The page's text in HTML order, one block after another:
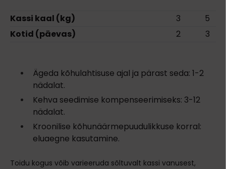
Kassi kaal (kg) 3
5
Kotid (päevas)
2 3
Ägeda kõhulahtisuse ajal ja pärast seda: 1-2
nädalat.
Kehva seedimise kompenseerimiseks: 3-12
nädalat.
Kroonilise kõhunäärmepuudulikkuse korral:
eluaegne kasutamine.
Toidu kogus võib varieeruda sõltuvalt kassi vanusest,